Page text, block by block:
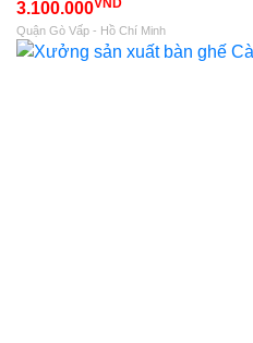
3.100.000VND
Quận Gò Vấp - Hồ Chí Minh